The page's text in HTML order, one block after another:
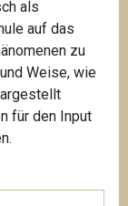
als
auf das
zu
Weise, wie
für den Input